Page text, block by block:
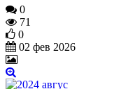
0
71
0
02 фев 2026